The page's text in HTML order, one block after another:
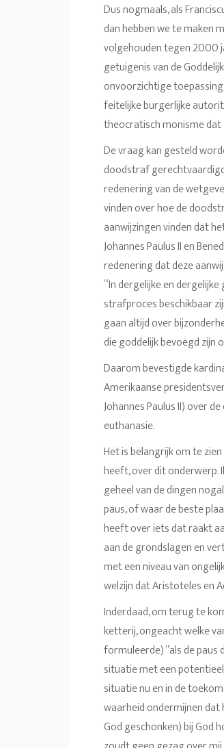
Dus nogmaals, als
dan hebben we te maken
volgehouden tegen 2000
getuigenis van de
onvoorzichtige
feitelijke burgerlijke
theocratisch monisme dat
De vraag kan gesteld
doodstraf
redenering van de
vinden over hoe de
aanwijzingen vinden dat
Johannes Paulus II en
redenering dat deze
“In dergelijke en
strafproces beschikbaar
gaan altijd over
die goddelijk bevoegd zijn
Daarom bevestigde
Amerikaanse
Johannes Paulus II) over
euthanasie.
Het is belangrijk om te
heeft, over dit onderwerp.
geheel van de dingen
paus, of waar de beste
heeft over iets dat raakt
aan de grondslagen en
met een niveau van
welzijn dat Aristoteles en
Inderdaad, om terug te
ketterij, ongeacht welke
formuleerde) “als de
situatie met een
situatie nu en in de
waarheid ondermijnen
God geschonken) bij God